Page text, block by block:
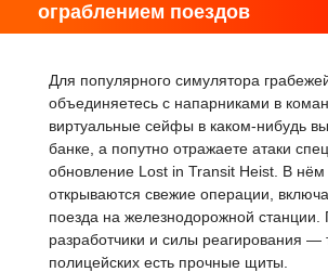
ограблением поездов
Для популярного симулятора
объединяетесь с напарниками в
виртуальные сейфы в каком-нибудь
банке, а попутно отражаете атаки
обновление Lost in Transit Heist. В
открываются свежие операции,
поезда на железнодорожной станции.
разработчики и силы реагирования —
полицейских есть прочные щиты.